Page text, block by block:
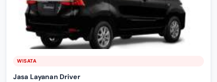
WISATA
Jasa Layanan Driver